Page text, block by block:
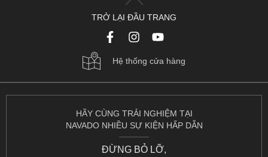
TRỞ LẠI ĐẦU TRANG
Hệ thống cửa hàng
HÃY CÙNG TRẢI NGHIỆM TẠI
NAVADO NHIỀU SỰ KIỆN HẤP DẪN
ĐỪNG BỎ LỠ,